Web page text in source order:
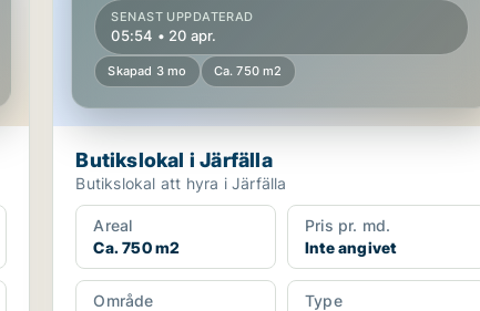
SENAST UPPDATERAD
05:54 • 20 apr.
Skapad 3 mo Ca. 750 m2
Butikslokal i Järfälla
Butikslokal att hyra i Järfälla
Areal
Ca. 750 m2
Pris pr. md.
Inte angivet
Område
Type